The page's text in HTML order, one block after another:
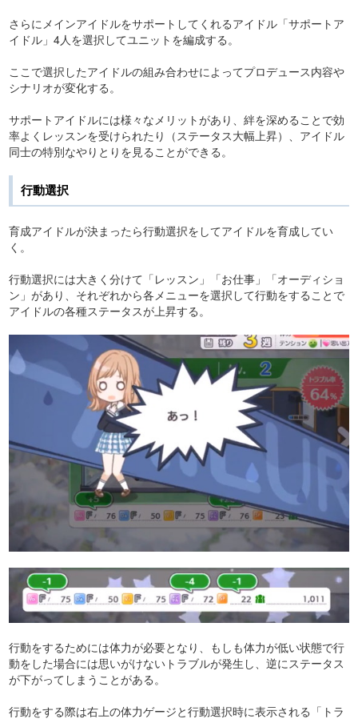
さらにメインアイドルをサポートしてくれるアイドル「サポートア
イドル」4人を選択してユニットを編成する。
ここで選択したアイドルの組み合わせによってプロデュース内容や
シナリオが変化する。
サポートアイドルには様々なメリットがあり、絆を深めることで効
率よくレッスンを受けられたり（ステータス大幅上昇）、アイドル
同士の特別なやりとりを見ることができる。
行動選択
育成アイドルが決まったら行動選択をしてアイドルを育成してい
く。
行動選択には大きく分けて「レッスン」「お仕事」「オーディショ
ン」があり、それぞれから各メニューを選択して行動をすることで
アイドルの各種ステータスが上昇する。
行動をするためには体力が必要となり、もしも体力が低い状態で行
動をした場合には思いがけないトラブルが発生し、逆にステータス
が下がってしまうことがある。
行動をする際は右上の体力ゲージと行動選択時に表示される「トラ